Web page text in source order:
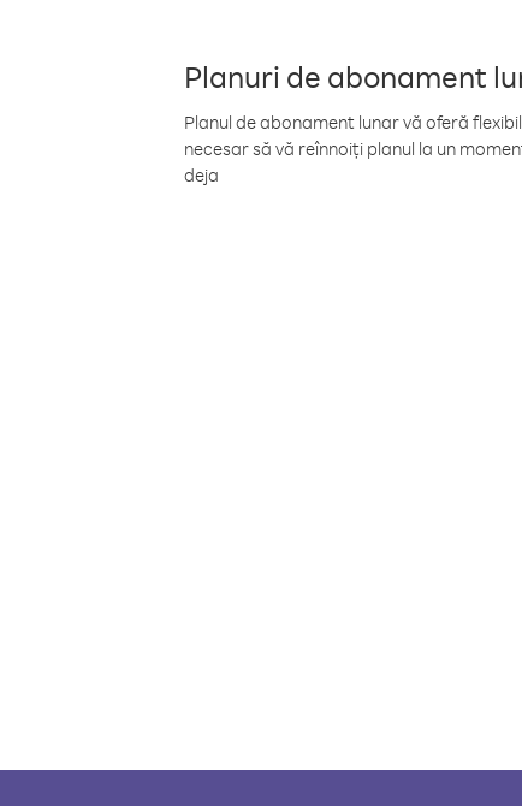
Planuri de abonament
Planul de abonament lunar vă oferă
necesar să vă reînnoiți planul la un
deja